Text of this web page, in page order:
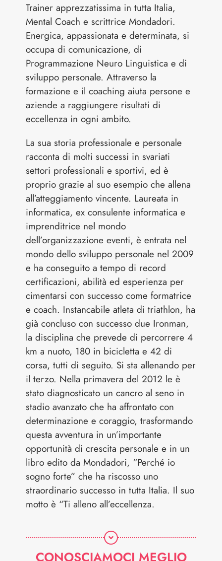
Trainer apprezzatissima in tutta Italia,
Mental Coach e scrittrice Mondadori.
Energica, appassionata e determinata, si
occupa di comunicazione, di
Programmazione Neuro Linguistica e di
sviluppo personale. Attraverso la
formazione e il coaching aiuta persone e
aziende a raggiungere risultati di
eccellenza in ogni ambito.
La sua storia professionale e personale
racconta di molti successi in svariati
settori professionali e sportivi, ed è
proprio grazie al suo esempio che allena
all’atteggiamento vincente. Laureata in
informatica, ex consulente informatica e
imprenditrice nel mondo
dell’organizzazione eventi, è entrata nel
mondo dello sviluppo personale nel 2009
e ha conseguito a tempo di record
certificazioni, abilità ed esperienza per
cimentarsi con successo come formatrice
e coach. Instancabile atleta di triathlon, ha
già concluso con successo due Ironman,
la disciplina che prevede di percorrere 4
km a nuoto, 180 in bicicletta e 42 di
corsa, tutti di seguito. Si sta allenando per
il terzo. Nella primavera del 2012 le è
stato diagnosticato un cancro al seno in
stadio avanzato che ha affrontato con
determinazione e coraggio, trasformando
questa avventura in un’importante
opportunità di crescita personale e in un
libro edito da Mondadori, “Perché io
sogno forte” che ha riscosso uno
straordinario successo in tutta Italia. Il suo
motto è “Ti alleno all’eccellenza.
CONOSCIAMOCI MEGLIO